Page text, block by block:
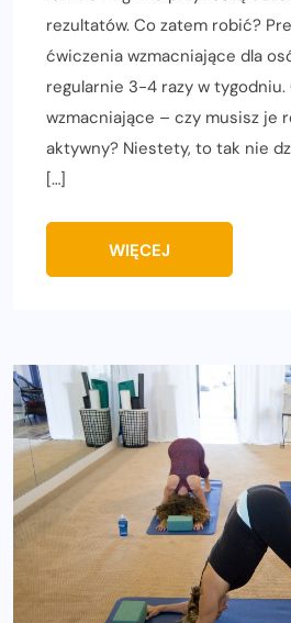
rezultatów. Co zatem robić?
ćwiczenia wzmacniające dla
regularnie 3-4 razy w tygodniu.
wzmacniające – czy musisz je
aktywny? Niestety, to tak nie
[…]
WIĘCEJ